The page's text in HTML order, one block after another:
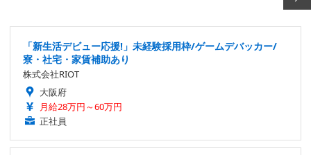
「新生活デビュー応援!」未経験採用枠/ゲームデバッカー/
寮・社宅・家賃補助あり
株式会社RIOT
大阪府
月給28万円～60万円
正社員